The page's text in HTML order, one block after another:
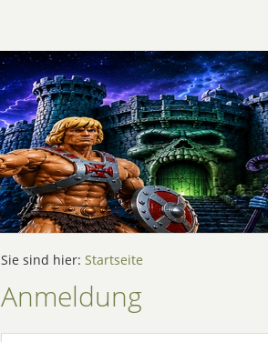
Sie sind hier: Startseite
Anmeldung